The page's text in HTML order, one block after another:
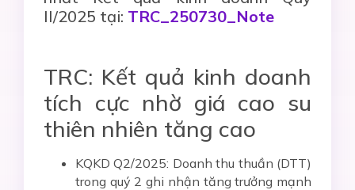
II/2025 tại: TRC_250730_Note
TRC: Kết quả kinh doanh
tích cực nhờ giá cao su
thiên nhiên tăng cao
KQKD Q2/2025: Doanh thu thuần (DTT)
trong quý 2 ghi nhận tăng trưởng mạnh